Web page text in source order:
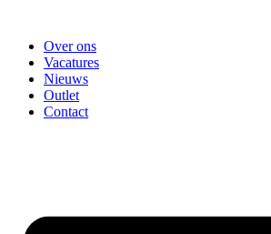
inhoud
Over ons
Vacatures
Nieuws
Outlet
Contact